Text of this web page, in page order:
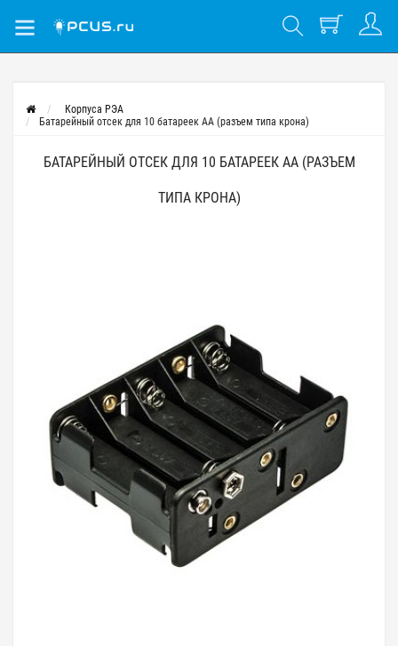
Корпуса РЭА
Батарейный отсек для 10 батареек AA (разъем типа крона)
БАТАРЕЙНЫЙ ОТСЕК ДЛЯ 10 БАТАРЕЕК AA (РАЗЪЕМ
ТИПА КРОНА)